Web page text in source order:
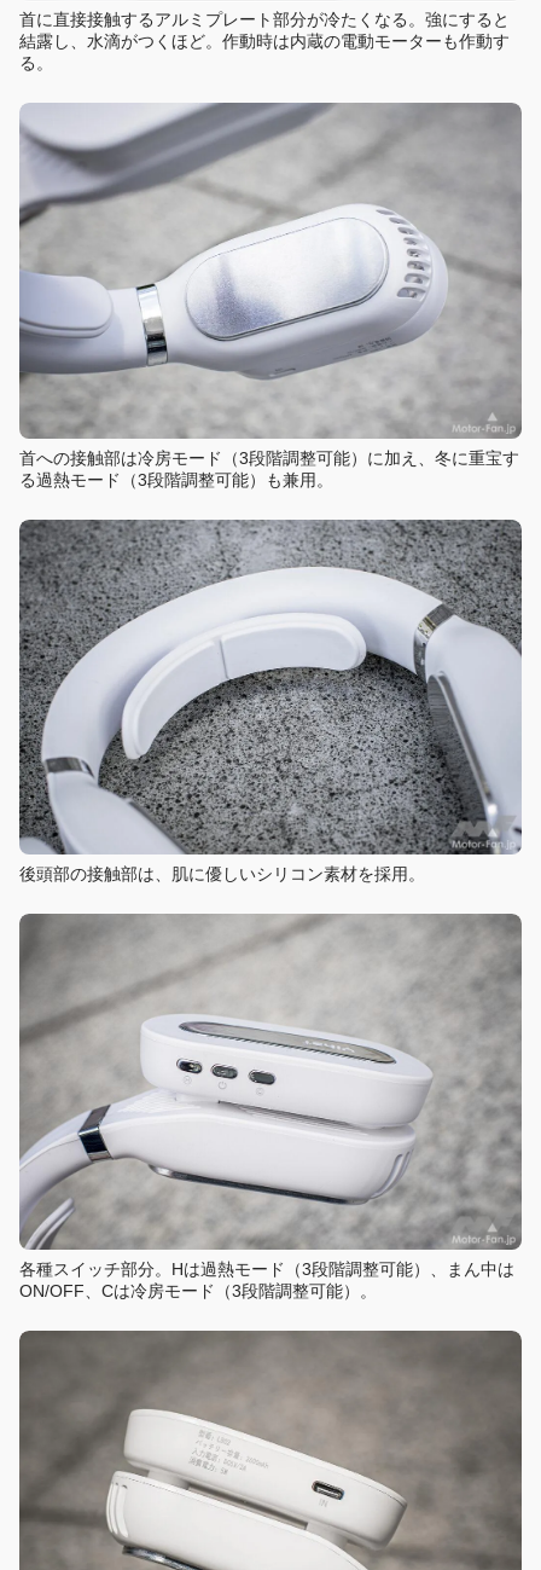
首に直接接触するアルミプレート部分が冷たくなる。強にすると
結露し、水滴がつくほど。作動時は内蔵の電動モーターも作動す
る。
首への接触部は冷房モード（3段階調整可能）に加え、冬に重宝す
る過熱モード（3段階調整可能）も兼用。
後頭部の接触部は、肌に優しいシリコン素材を採用。
各種スイッチ部分。Hは過熱モード（3段階調整可能）、まん中は
ON/OFF、Cは冷房モード（3段階調整可能）。